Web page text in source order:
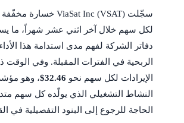
سجّلت ViaSat Inc (VSAT) خسارة مخفّفة قدرها
لكل سهم خلال آخر اثني عشر شهراً، ما
دفاتر الشركة لفهم مدى استدامة هذا الأداء
الربحية في الفترات المقبلة. وفي الوقت
الإيرادات لكل سهم نحو $32.46، وهو
النشاط التشغيلي الذي يولّده كل سهم
الحاجة للرجوع إلى البنود التفصيلية في